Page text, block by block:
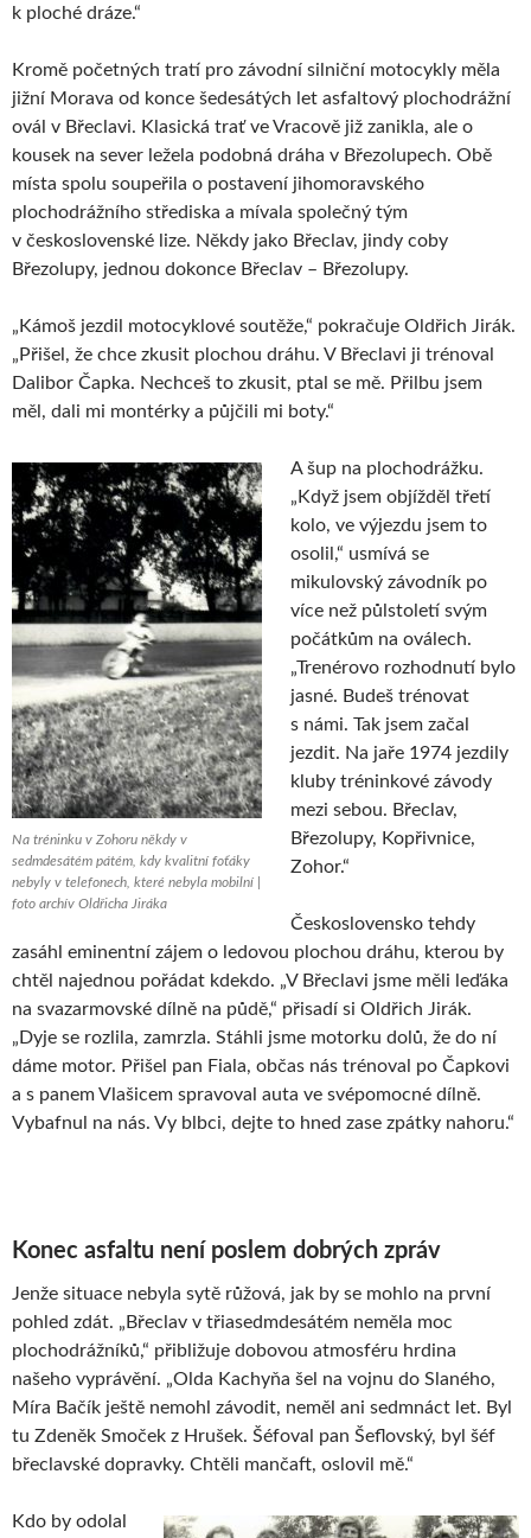
k ploché dráze.“
Kromě početných tratí pro závodní silniční motocykly měla
jižní Morava od konce šedesátých let asfaltový plochodrážní
ovál v Břeclavi. Klasická trať ve Vracově již zanikla, ale o
kousek na sever ležela podobná dráha v Březolupech. Obě
místa spolu soupeřila o postavení jihomoravského
plochodrážního střediska a mívala společný tým
v československé lize. Někdy jako Břeclav, jindy coby
Březolupy, jednou dokonce Břeclav – Březolupy.
„Kámoš jezdil motocyklové soutěže,“ pokračuje Oldřich Jirák.
„Přišel, že chce zkusit plochou dráhu. V Břeclavi ji trénoval
Dalibor Čapka. Nechceš to zkusit, ptal se mě. Přilbu jsem
měl, dali mi montérky a půjčili mi boty.“
Na tréninku v Zohoru někdy v
sedmdesátém pátém, kdy kvalitní foťáky
nebyly v telefonech, které nebyla mobilní |
foto archív Oldřicha Jiráka
A šup na plochodrážku.
„Když jsem objížděl třetí
kolo, ve výjezdu jsem to
osolil,“ usmívá se
mikulovský závodník po
více než půlstoletí svým
počátkům na oválech.
„Trenérovo rozhodnutí bylo
jasné. Budeš trénovat
s námi. Tak jsem začal
jezdit. Na jaře 1974 jezdily
kluby tréninkové závody
mezi sebou. Břeclav,
Březolupy, Kopřivnice,
Zohor.“
Československo tehdy
zasáhl eminentní zájem o ledovou plochou dráhu, kterou by
chtěl najednou pořádat kdekdo. „V Břeclavi jsme měli leďáka
na svazarmovské dílně na půdě,“ přisadí si Oldřich Jirák.
„Dyje se rozlila, zamrzla. Stáhli jsme motorku dolů, že do ní
dáme motor. Přišel pan Fiala, občas nás trénoval po Čapkovi
a s panem Vlašicem spravoval auta ve svépomocné dílně.
Vybafnul na nás. Vy blbci, dejte to hned zase zpátky nahoru.“
Konec asfaltu není poslem dobrých zpráv
Jenže situace nebyla sytě růžová, jak by se mohlo na první
pohled zdát. „Břeclav v třiasedmdesátém neměla moc
plochodrážníků,“ přibližuje dobovou atmosféru hrdina
našeho vyprávění. „Olda Kachyňa šel na vojnu do Slaného,
Míra Bačík ještě nemohl závodit, neměl ani sedmnáct let. Byl
tu Zdeněk Smoček z Hrušek. Šéfoval pan Šeflovský, byl šéf
břeclavské dopravky. Chtěli mančaft, oslovil mě.“
Kdo by odolal